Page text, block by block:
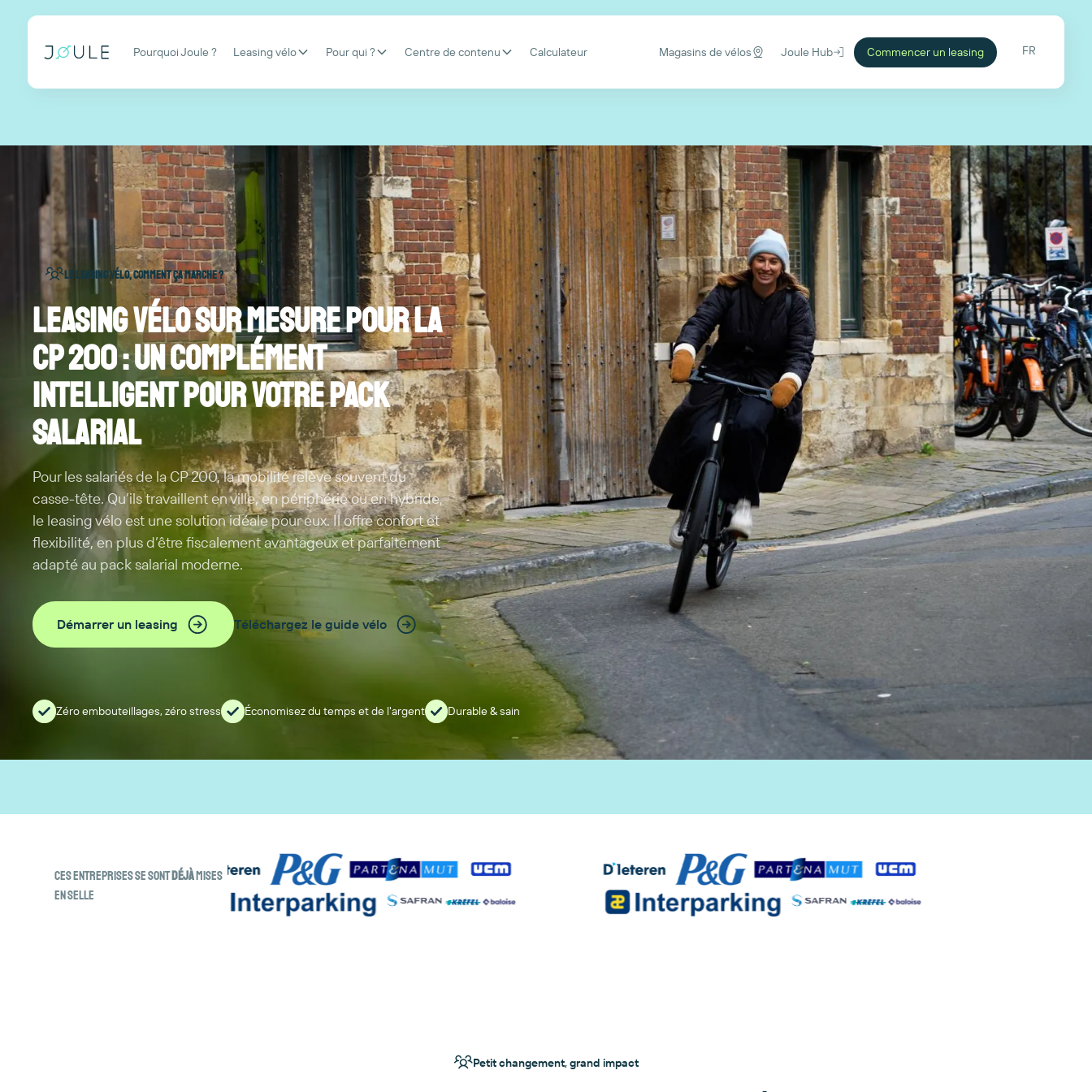
Pourquoi Joule ? Leasing vélo Pour qui ? Centre de contenu Calculateur Magasins de vélos Joule Hub Commencer un leasing FR
Le leasing vélo, comment ça marche ?
Leasing vélo sur mesure pour la
CP 200 : un complément
intelligent pour votre pack
salarial
Pour les salariés de la CP 200, la mobilité relève souvent du
casse-tête. Qu’ils travaillent en ville, en périphérie ou en hybride,
le leasing vélo est une solution idéale pour eux. Il offre confort et
flexibilité, en plus d’être fiscalement avantageux et parfaitement
adapté au pack salarial moderne.
Démarrer un leasing Téléchargez le guide vélo
Zéro embouteillages, zéro stress Économisez du temps et de l'argent Durable & sain
Ces entreprises se sontdéjàmises
en selle
Petit changement, grand impact